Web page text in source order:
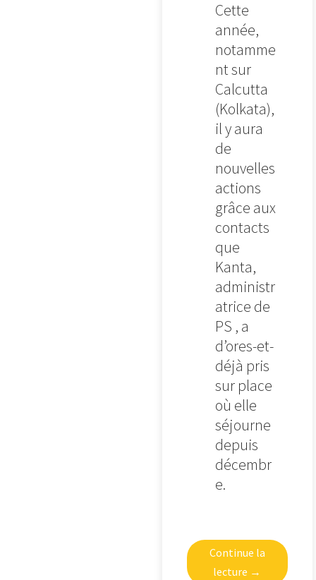
Cette
année,
notamme
nt sur
Calcutta
(Kolkata),
il y aura
de
nouvelles
actions
grâce aux
contacts
que
Kanta,
administr
atrice de
PS , a
d’ores-et-
déjà pris
sur place
où elle
séjourne
depuis
décembr
e.
Continue la
lecture →